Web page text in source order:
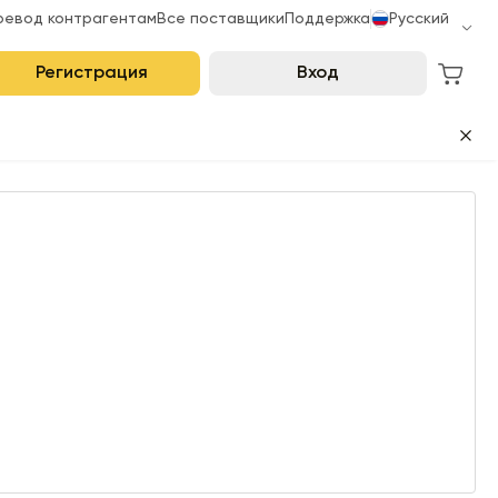
контрагентам Все поставщики Поддержка Русский
Регистрация Вход